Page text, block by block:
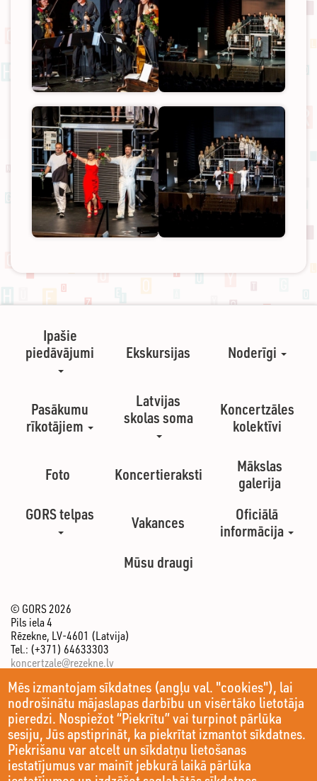
Mēs izmantojam sīkdatnes (angļu val. "cookies"), lai
nodrošinātu mājaslapas darbību un visērtāko lietotāja
pieredzi. Nospiežot “Piekrītu” vai turpinot pārlūka
sesiju, Jūs apstiprināt, ka piekrītat izmantot sīkdatnes.
Piekrišanu var atcelt un sīkdatņu lietošanas
iestatījumus var mainīt jebkurā laikā pārlūka
Ipašie
piedāvājumi
Ekskursijas Noderīgi
Pasākumu
rīkotājiem
Latvijas
skolas soma
Koncertzāles
kolektīvi
Foto Koncertieraksti
Mākslas
galerija
GORS telpas
Vakances
Oficiālā
informācija
Mūsu draugi
© GORS 2026
Pils iela 4
Rēzekne, LV-4601 (Latvija)
Tel.: (+371) 64633303
koncertzale@rezekne.lv